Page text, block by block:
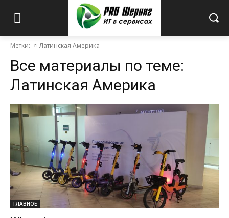
Метки: Латинская Америка
Все материалы по теме:
Латинская Америка
ГЛАВНОЕ